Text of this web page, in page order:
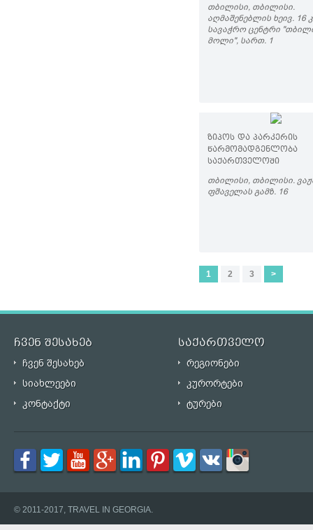
ᲗᲑᲘᲚᲘᲡᲘ, ᲗᲑᲘᲚᲘᲡᲘ.
ᲐᲦᲛᲐᲨᲔᲜᲔᲑᲚᲘᲡ ᲮᲔᲘᲕ. 16
ᲡᲐᲕᲐᲭᲠᲝ ᲪᲔᲜᲢᲠᲘ
ᲛᲝᲚᲘ", ᲡᲐᲠᲗ. 1
ᲖᲘᲞᲝᲡ ᲓᲐ ᲞᲐᲠᲙᲔᲠᲘᲡ
ᲬᲐᲠᲛᲝᲛᲐᲓᲒᲔᲜᲚᲝᲑᲐ
ᲡᲐᲥᲐᲠᲗᲕᲔᲚᲝᲨᲘ
ᲗᲑᲘᲚᲘᲡᲘ, ᲗᲑᲘᲚᲘᲡᲘ.
ᲤᲨᲐᲕᲔᲚᲐᲡ ᲒᲐᲛᲖ. 16
1 2 3 >
ჩვენ შესახებ საქართველო
ჩვენ შესახებ
რეგიონები
სიახლეები
კურორტები
კონტაქტი
ტურები
© 2011-2017, TRAVEL IN GEORGIA.